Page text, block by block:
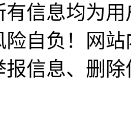
有信息均为
险自负！网
报信息、删